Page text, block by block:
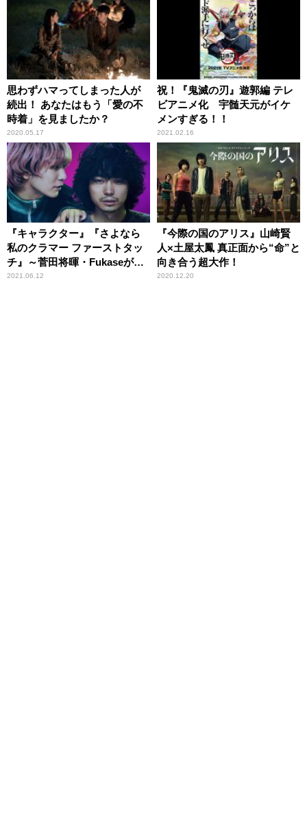
思わずハマってしまった人が
続出！ あなたはもう「愛の不
時着」を見ましたか？
2020.05.17
祝！『鬼滅の刃』遊郭編 テレ
ビアニメ化 宇髄天元がイケ
メンすぎる！！
2021.02.16
『キャラクター』『さよなら
私のクラマー ファーストタッ
チ』～菅田将暉・Fukaseがみ
せる化学反応＆あのアニメプ
2021.06.12
『今際の国のアリス』山崎賢
人×土屋太鳳 真正面から“命”と
向き合う超大作！
2020.12.20